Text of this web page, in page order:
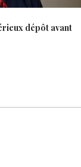
dépôt avant